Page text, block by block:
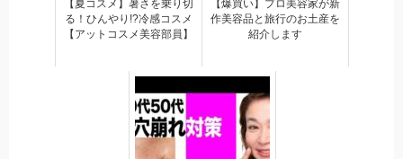
【夏コスメ】暑さを乗り切
る！ひんやり!?冷感コスメ
【アットコスメ美容部員】
【爆買い】プロ美容家が新
作美容品と旅行のお土産を
紹介します